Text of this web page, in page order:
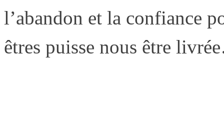
l’abandon et la confiance
êtres puisse nous être